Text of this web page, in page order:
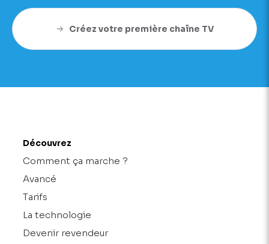
Créez votre première chaîne TV
Découvrez
Comment ça marche ?
Avancé
Tarifs
La technologie
Devenir revendeur